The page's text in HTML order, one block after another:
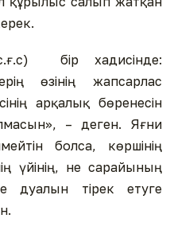
бір хадисінде:
өзінің жапсарлас
арқалық бөренесін
– деген. Яғни
болса, көршінің
үйінің, не сарайының
дуалын тірек етуге